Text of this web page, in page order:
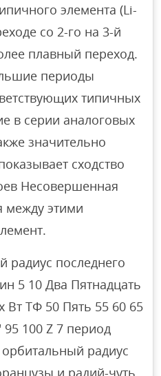
элемента (Li-
со 2-го на 3-й
плавный переход.
периоды
типичных
в серии аналоговых
значительно
сходство
Несовершенная
между этими
радиус последнего
5 10 Два Пятнадцать
ТФ 50 Пять 55 60 65
100 Z 7 период
радиус
и радий-чуть